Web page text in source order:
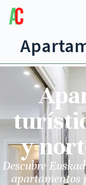
y
Descubre
apartamentos